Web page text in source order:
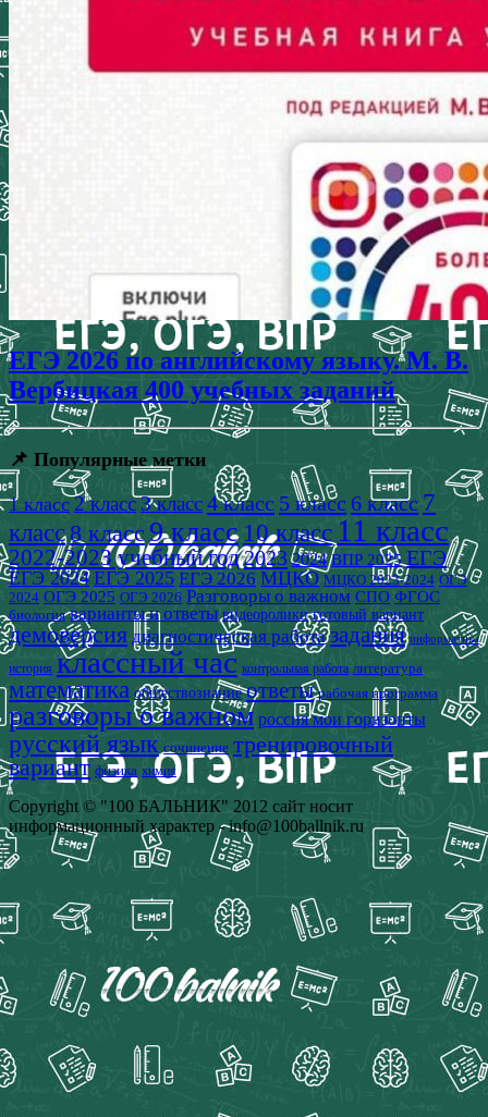
ЕГЭ 2026 по английскому языку. М. В.
Вербицкая 400 учебных заданий
📌 Популярные метки
1 класс 2 класс3 класс4 класс 5 класс 6 класс 7
класс8 класс 9 класс 10 класс 11 класс
2022-2023 учебный год2023 2024 ВПР 2025 ЕГЭ
ЕГЭ 2024 ЕГЭ 2025 ЕГЭ 2026 МЦКО МЦКО 2023-2024 ОГЭ
2024 ОГЭ 2025 ОГЭ 2026 Разговоры о важном СПО ФГОС
биология варианты и ответы видеоролики готовый вариант
демоверсия диагностическая работа задания информатика
история классный час контрольная работа литература
математика обществознание ответы рабочая программа
разговоры о важном россия мои горизонты
русский язык сочинение тренировочный
вариант физика химия
Copyright © "100 БАЛЬНИК" 2012 сайт носит
информационный характер - info@100ballnik.ru